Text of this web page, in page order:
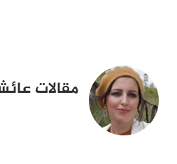
مقالات